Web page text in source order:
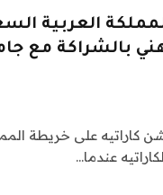
العربية
بالشراكة مع
كاراتيه على خريطة
عندما…